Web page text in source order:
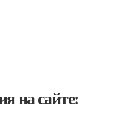
на сайте: